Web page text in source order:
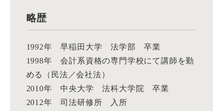
略歴
1992年 早稲田大学 法学部 卒業
1998年 会計系資格の専門学校にて講師を勤
める（民法／会社法）
2010年 中央大学 法科大学院 卒業
2012年 司法研修所 入所